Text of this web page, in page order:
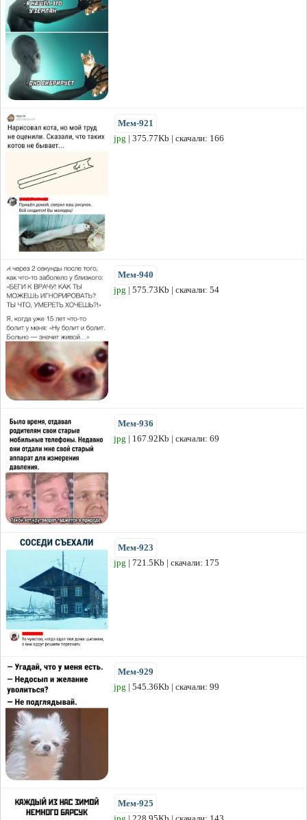
Мем-921
jpg | 375.77Kb | скачали: 166
Мем-940
jpg | 575.73Kb | скачали: 54
Мем-936
jpg | 167.92Kb | скачали: 69
Мем-923
jpg | 721.5Kb | скачали: 175
Мем-929
jpg | 545.36Kb | скачали: 99
Мем-925